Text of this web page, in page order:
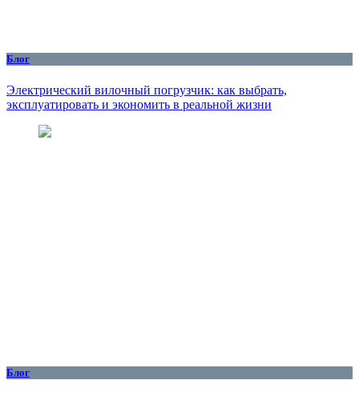
Блог
Электрический вилочный погрузчик: как выбрать,
эксплуатировать и экономить в реальной жизни
Блог